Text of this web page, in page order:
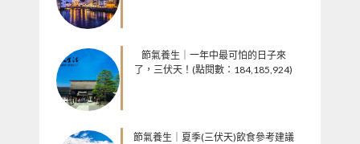
節氣養生｜一年中最可怕的日子來
了，三伏天！(點閱數：184,185,924)
節氣養生｜夏季(三伏天)飲食參考建議